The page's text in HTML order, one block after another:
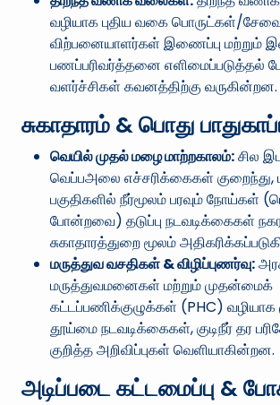
வழியாக புதிய வகை பொருட்கள்/
விற்பனையாளர்கள் இணைப்பு மற்றும்
பணப்பரிவர்த்தனை எளிமைப்படுத்தல்
வளர்ச்சிகள் கவனத்திற்கு வருகின்றன.
சுகாதாரம் & பொது
வெயில் முதல் மழை மாற்றகாலம்:சில
வெப்பஅலை எச்சரிக்கைகள்
பகுதிகளில் நீர்மூலம் பரவும் நோய்கள்
போன்றவை) தடுப்பு நடவடிக்கைகள்
சுகாதாரத்துறை மூலம்
மருத்துவ வசதிகள் & விழிப்புணர்வு:
மருத்துவமனைகள் மற்றும் முதன்மைக்
கட்டப்பணிக்குழுக்கள் (PHC) வழியாக
தூய்மை நடவடிக்கைகள், குடிநீர் தர
குறித்த அறிவிப்புகள் வெளியாகின்றன.
அடிப்படை கட்டமைப்பு &